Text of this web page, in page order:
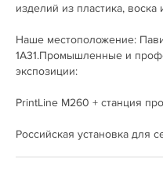
изделий из пластика, воска
Наше местоположение:
1А31.Промышленные и
экспозиции:
PrintLine M260 + станция
Российская установка для